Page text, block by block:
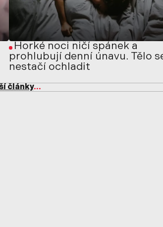
Horké noci ničí spánek a
prohlubují denní únavu. Tělo
nestačí ochladit
články...